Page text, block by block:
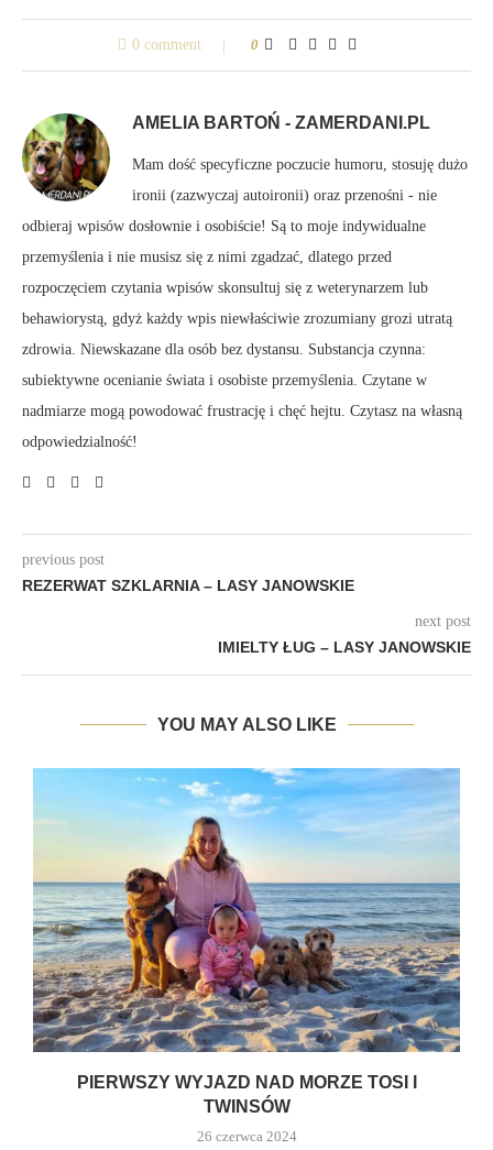
0 comment 0
AMELIA BARTOŃ - ZAMERDANI.PL
Mam dość specyficzne poczucie humoru, stosuję dużo
ironii (zazwyczaj autoironii) oraz przenośni - nie
odbieraj wpisów dosłownie i osobiście! Są to moje indywidualne
przemyślenia i nie musisz się z nimi zgadzać, dlatego przed
rozpoczęciem czytania wpisów skonsultuj się z weterynarzem lub
behawiorystą, gdyż każdy wpis niewłaściwie zrozumiany grozi utratą
zdrowia. Niewskazane dla osób bez dystansu. Substancja czynna:
subiektywne ocenianie świata i osobiste przemyślenia. Czytane w
nadmiarze mogą powodować frustrację i chęć hejtu. Czytasz na własną
odpowiedzialność!
previous post
REZERWAT SZKLARNIA – LASY JANOWSKIE
next post
IMIELTY ŁUG – LASY JANOWSKIE
YOU MAY ALSO LIKE
PIERWSZY WYJAZD NAD MORZE TOSI I
TWINSÓW
26 czerwca 2024